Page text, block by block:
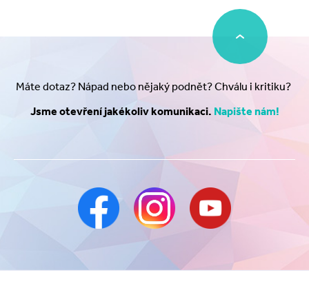
Máte dotaz? Nápad nebo nějaký podnět? Chválu i kritiku?
Jsme otevření jakékoliv komunikaci. Napište nám!